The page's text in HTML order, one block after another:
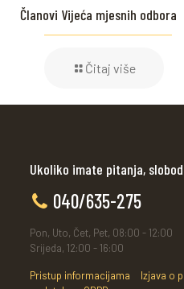
Članovi Vijeća mjesnih odbora
Čitaj više
Ukoliko imate pitanja,
040/635-275
Pon, Uto, Čet, Pet, 08:00 - 12:00
Srijeda, 12:00 - 16:00
Pristup informacijama Izjava o